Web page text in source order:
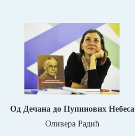
Од Дечана до Пупинових Небеса
Оливера Радић